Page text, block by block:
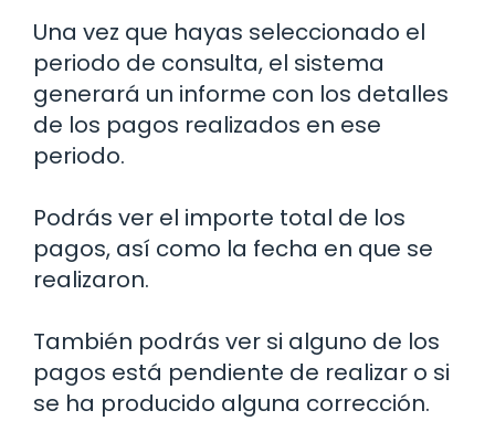
Una vez que hayas seleccionado el
periodo de consulta, el sistema
generará un informe con los detalles
de los pagos realizados en ese
periodo.
Podrás ver el importe total de los
pagos, así como la fecha en que se
realizaron.
También podrás ver si alguno de los
pagos está pendiente de realizar o si
se ha producido alguna corrección.